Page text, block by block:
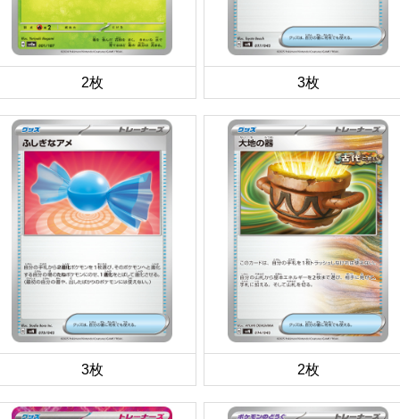
2枚 3枚
3枚 2枚